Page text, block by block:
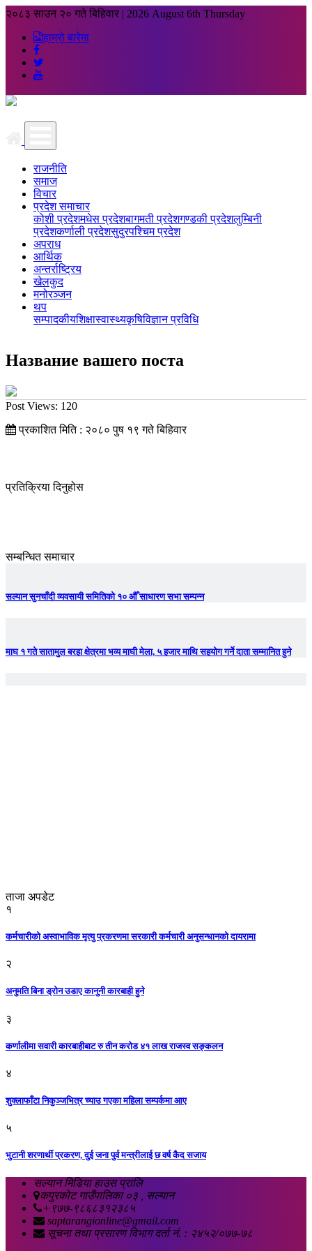
२०८३ साउन २० गते बिहिवार | 2026 August 6th Thursday
हाम्रो बारेमा
राजनीति
समाज
विचार
प्रदेश समाचार
कोशी प्रदेशमधेस प्रदेशबागमती प्रदेशगण्डकी प्रदेशलुम्बिनी
प्रदेशकर्णाली प्रदेशसुदुरपश्चिम प्रदेश
अपराध
आर्थिक
अन्तर्राष्ट्रिय
खेलकुद
मनोरञ्जन
थप
सम्पादकीयशिक्षास्वास्थ्यकृषिविज्ञान प्रविधि
Название вашего поста
Post Views: 120
प्रकाशित मिति : २०८० पुष १९ गते बिहिवार
प्रतिक्रिया दिनुहोस
सम्बन्धित समाचार
सल्यान सुनचाँदी व्यवसायी समितिको १० औँ साधारण सभा सम्पन्न
माघ १ गते सातामुल बरहा क्षेत्रमा भव्य माघी मेला, ५ हजार माथि सहयोग गर्ने दाता सम्मानित हुने
ताजा अपडेट
१
कर्मचारीको अस्वाभाविक मृत्यु प्रकरणमा सरकारी कर्मचारी अनुसन्धानको दायरामा
२
अनुमति बिना ड्रोन उडाए कानुनी कारबाही हुने
३
कर्णालीमा सवारी कारबाहीबाट रु तीन करोड ४१ लाख राजस्व सङ्कलन
४
शुक्लाफाँटा निकुञ्जभित्र च्याउ गएका महिला सम्पर्कमा आए
५
भुटानी शरणार्थी प्रकरण, दुई जना पुर्व मन्त्रीलाई छ वर्ष कैद सजाय
सल्यान मिडिया हाउस प्रालि
कपुरकोट गाउँपालिका ०३ , सल्यान
+९७७-९८६८३१२३८५
saptarangionline@gmail.com
सूचना तथा प्रसारण विभाग दर्ता नं. : २४५२/०७७-७८